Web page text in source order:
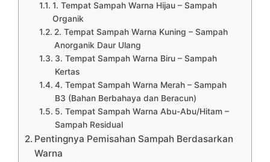
1. Tempat Sampah Warna Hijau – Sampah
Organik
2. Tempat Sampah Warna Kuning – Sampah
Anorganik Daur Ulang
3. Tempat Sampah Warna Biru – Sampah
Kertas
4. Tempat Sampah Warna Merah – Sampah
B3 (Bahan Berbahaya dan Beracun)
5. Tempat Sampah Warna Abu-Abu/Hitam –
Sampah Residual
Pentingnya Pemisahan Sampah Berdasarkan
Warna